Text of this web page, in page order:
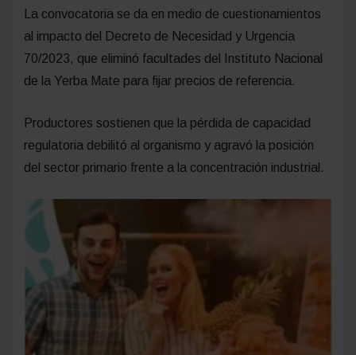
La convocatoria se da en medio de cuestionamientos
al impacto del Decreto de Necesidad y Urgencia
70/2023, que eliminó facultades del Instituto Nacional
de la Yerba Mate para fijar precios de referencia.
Productores sostienen que la pérdida de capacidad
regulatoria debilitó al organismo y agravó la posición
del sector primario frente a la concentración industrial.